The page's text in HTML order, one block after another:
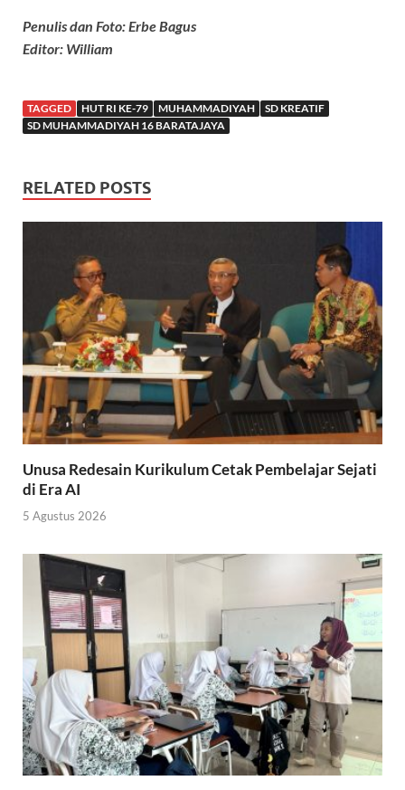
Penulis dan Foto: Erbe Bagus
Editor: William
TAGGED HUT RI KE-79 MUHAMMADIYAH
SD KREATIF
SD MUHAMMADIYAH 16 BARATAJAYA
RELATED POSTS
Unusa Redesain Kurikulum Cetak Pembelajar Sejati
di Era AI
5 Agustus 2026